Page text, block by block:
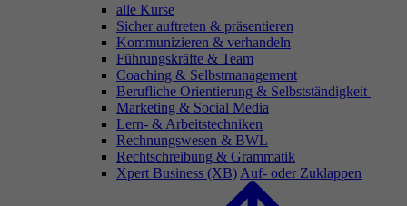
alle Kurse
Sicher auftreten & präsentieren
Kommunizieren & verhandeln
Führungskräfte & Team
Coaching & Selbstmanagement
Berufliche Orientierung & Selbstständigkeit
Marketing & Social Media
Lern- & Arbeitstechniken
Rechnungswesen & BWL
Rechtschreibung & Grammatik
Xpert Business (XB) Auf- oder Zuklappen